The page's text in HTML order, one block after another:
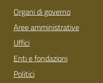
Organi di governo
Aree amministrative
Uffici
Enti e fondazioni
Politici